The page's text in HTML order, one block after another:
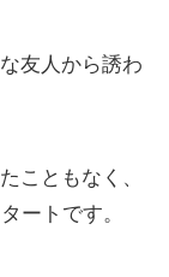
友人から誘わ
こともなく、
ートです。